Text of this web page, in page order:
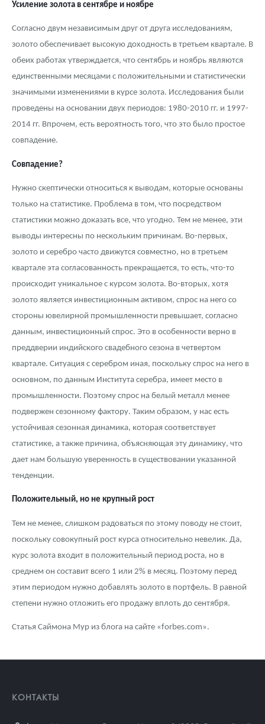
Монеты и жетоны из недрагоценных металлов
Усиление золота в сентябре и ноябре
Согласно двум независимым друг от друга исследованиям,
золото обеспечивает высокую доходность в третьем квартале. В
обеих работах утверждается, что сентябрь и ноябрь являются
единственными месяцами с положительными и статистически
значимыми изменениями в курсе золота. Исследования были
проведены на основании двух периодов: 1980-2010 гг. и 1997-
2014 гг. Впрочем, есть вероятность того, что это было простое
совпадение.
Совпадение?
Нужно скептически относиться к выводам, которые основаны
только на статистике. Проблема в том, что посредством
статистики можно доказать все, что угодно. Тем не менее, эти
выводы интересны по нескольким причинам. Во-первых,
золото и серебро часто движутся совместно, но в третьем
квартале эта согласованность прекращается, то есть, что-то
происходит уникальное с курсом золота. Во-вторых, хотя
золото является инвестиционным активом, спрос на него со
стороны ювелирной промышленности превышает, согласно
данным, инвестиционный спрос. Это в особенности верно в
преддверии индийского свадебного сезона в четвертом
квартале. Ситуация с серебром иная, поскольку спрос на него в
основном, по данным Института серебра, имеет место в
промышленности. Поэтому спрос на белый металл менее
подвержен сезонному фактору. Таким образом, у нас есть
устойчивая сезонная динамика, которая соответствует
статистике, а также причина, объясняющая эту динамику, что
дает нам большую уверенность в существовании указанной
тенденции.
Положительный, но не крупный рост
Тем не менее, слишком радоваться по этому поводу не стоит,
поскольку совокупный рост курса относительно невелик. Да,
курс золота входит в положительный период роста, но в
среднем он составит всего 1 или 2% в месяц. Поэтому перед
этим периодом нужно добавлять золото в портфель. В равной
степени нужно отложить его продажу вплоть до сентября.
Статья Саймона Мур из блога на сайте «forbes.com».
КОНТАКТЫ